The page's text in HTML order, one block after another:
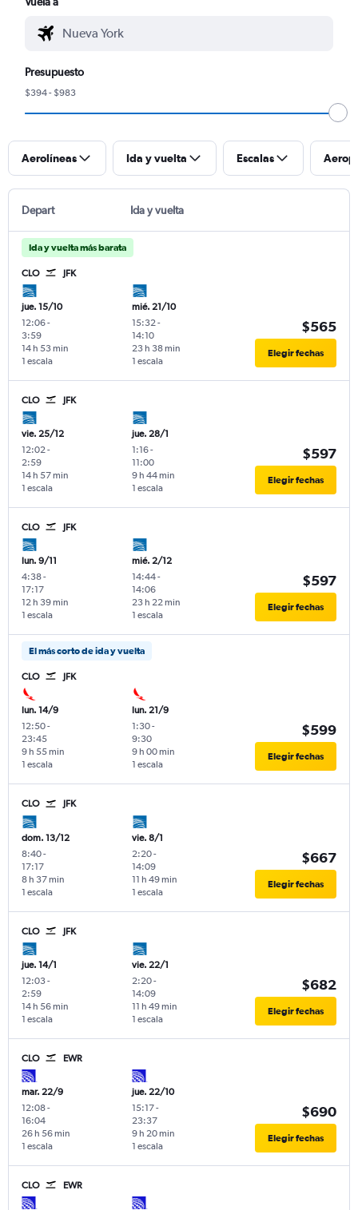
Presupuesto
$394 - $983
Aerolíneas Ida y vuelta Escalas
Depart Ida y vuelta
Ida y vuelta más barata
CLO JFK
jue. 15/10
12:06-
3:59
1 escala
14 h 53 min
mié. 21/10
15:32-
14:10
1 escala
23 h 38 min
$565
Elegir fechas
CLO JFK
vie. 25/12
12:02-
2:59
1 escala
14 h 57 min
jue. 28/1
1:16-
11:00
1 escala
9 h 44 min
$597
Elegir fechas
CLO JFK
lun. 9/11
4:38-
17:17
1 escala
12 h 39 min
mié. 2/12
14:44-
14:06
1 escala
23 h 22 min
$597
Elegir fechas
El más corto de ida y vuelta
CLO JFK
lun. 14/9
12:50-
23:45
1 escala
9 h 55 min
lun. 21/9
1:30-
9:30
1 escala
9 h 00 min
$599
Elegir fechas
CLO JFK
dom. 13/12
8:40-
17:17
1 escala
8 h 37 min
vie. 8/1
2:20-
14:09
1 escala
11 h 49 min
$667
Elegir fechas
CLO JFK
jue. 14/1
12:03-
2:59
1 escala
14 h 56 min
vie. 22/1
2:20-
14:09
1 escala
11 h 49 min
$682
Elegir fechas
CLO EWR
mar. 22/9
12:08-
16:04
1 escala
26 h 56 min
jue. 22/10
15:17-
23:37
1 escala
9 h 20 min
$690
Elegir fechas
CLO EWR